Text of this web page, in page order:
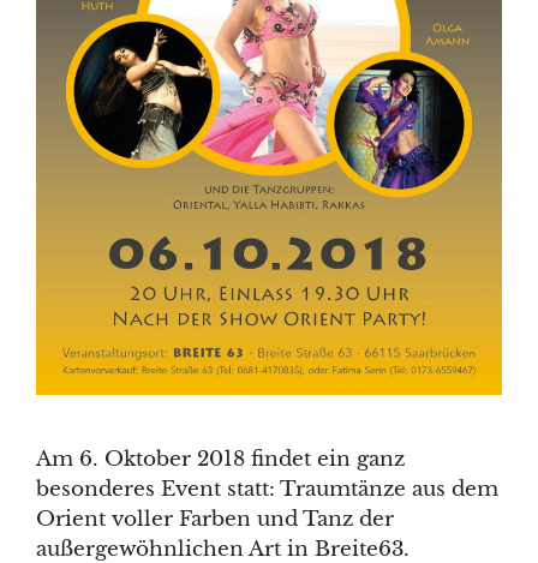
Am 6. Oktober 2018 findet ein ganz
besonderes Event statt: Traumtänze aus dem
Orient voller Farben und Tanz der
außergewöhnlichen Art in Breite63.